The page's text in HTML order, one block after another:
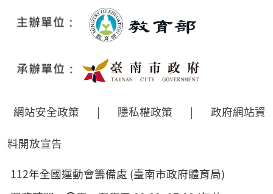
網站安全政策 | 隱私權政策 | 政府網站資
料開放宣告
112年全國運動會籌備處 (臺南市政府體育局)